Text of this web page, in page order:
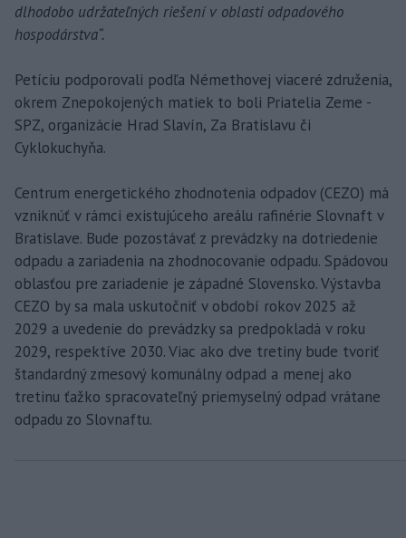
dlhodobo udržateľných riešení v oblasti odpadového
hospodárstva“.
Petíciu podporovali podľa Némethovej viaceré združenia,
okrem Znepokojených matiek to boli Priatelia Zeme -
SPZ, organizácie Hrad Slavín, Za Bratislavu či
Cyklokuchyňa.
Centrum energetického zhodnotenia odpadov (CEZO) má
vzniknúť v rámci existujúceho areálu rafinérie Slovnaft v
Bratislave. Bude pozostávať z prevádzky na dotriedenie
odpadu a zariadenia na zhodnocovanie odpadu. Spádovou
oblasťou pre zariadenie je západné Slovensko. Výstavba
CEZO by sa mala uskutočniť v období rokov 2025 až
2029 a uvedenie do prevádzky sa predpokladá v roku
2029, respektíve 2030. Viac ako dve tretiny bude tvoriť
štandardný zmesový komunálny odpad a menej ako
tretinu ťažko spracovateľný priemyselný odpad vrátane
odpadu zo Slovnaftu.